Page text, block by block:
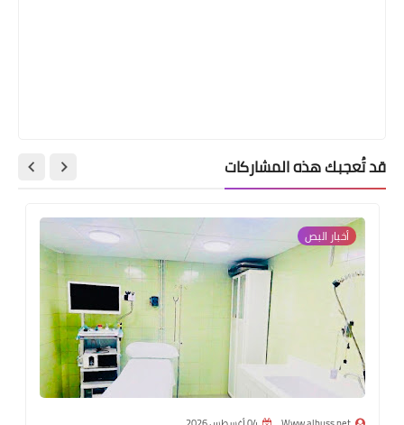
قد تُعجبك هذه المشاركات
أخبار البص